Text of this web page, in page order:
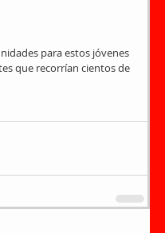
para estos jóvenes
que recorrían cientos de